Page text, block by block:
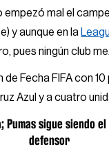
empezó mal el
y aunque en la
pues ningún club
de Fecha FIFA con
Azul y a cuatro
Pumas sigue siendo
defensor